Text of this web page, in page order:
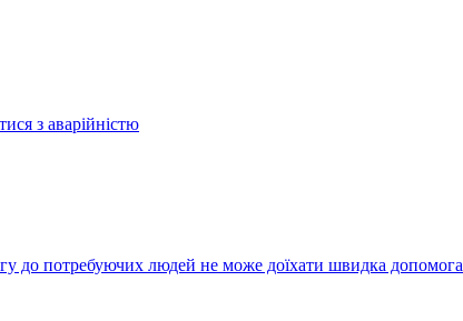
з аварійністю
до потребуючих людей не може доїхати швидка допомога